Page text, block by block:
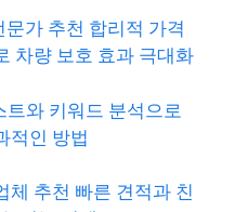
가 추천 합리적 가격
차량 보호 효과 극대화
트와 키워드 분석으로
적인 방법
체 추천 빠른 견적과 친